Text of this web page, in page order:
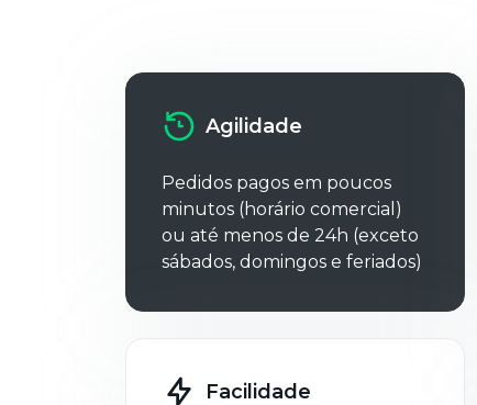
Agilidade
Pedidos pagos em poucos
minutos (horário comercial)
ou até menos de 24h (exceto
sábados, domingos e feriados)
Facilidade